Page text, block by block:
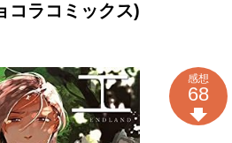
コラコミックス)
感想
68